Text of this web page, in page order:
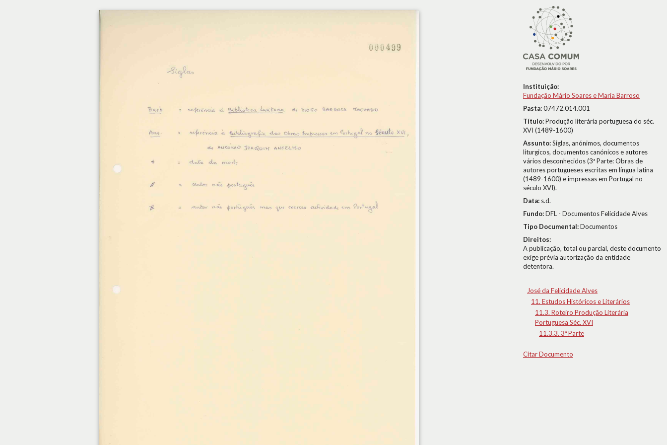
Instituição:
Fundação Mário Soares e Maria Barroso
Pasta:07472.014.001
Título:Produção literária portuguesa do séc.
XVI (1489-1600)
Assunto:Siglas, anónimos, documentos
liturgicos, documentos canónicos e autores
vários desconhecidos (3ª Parte: Obras de
autores portugueses escritas em língua latina
(1489-1600) e impressas em Portugal no
século XVI).
Data: s.d.
Fundo:DFL - Documentos Felicidade Alves
Tipo Documental:Documentos
Direitos:
A publicação, total ou parcial, deste documento
exige prévia autorização da entidade
detentora.
José da Felicidade Alves
11. Estudos Históricos e Literários
11.3. Roteiro Produção Literária
Portuguesa Séc. XVI
11.3.3. 3ª Parte
Citar Documento